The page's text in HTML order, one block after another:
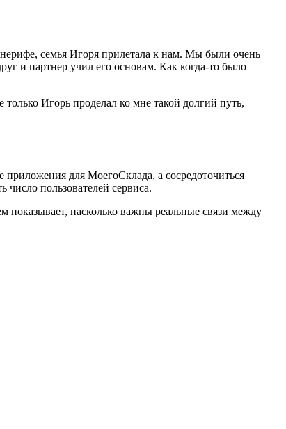
семья Игоря прилетала к нам. Мы были очень
и партнер учил его основам. Как когда‑то было
Игорь проделал ко мне такой долгий путь,
для МоегоСклада, а сосредоточиться
пользователей сервиса.
насколько важны реальные связи между